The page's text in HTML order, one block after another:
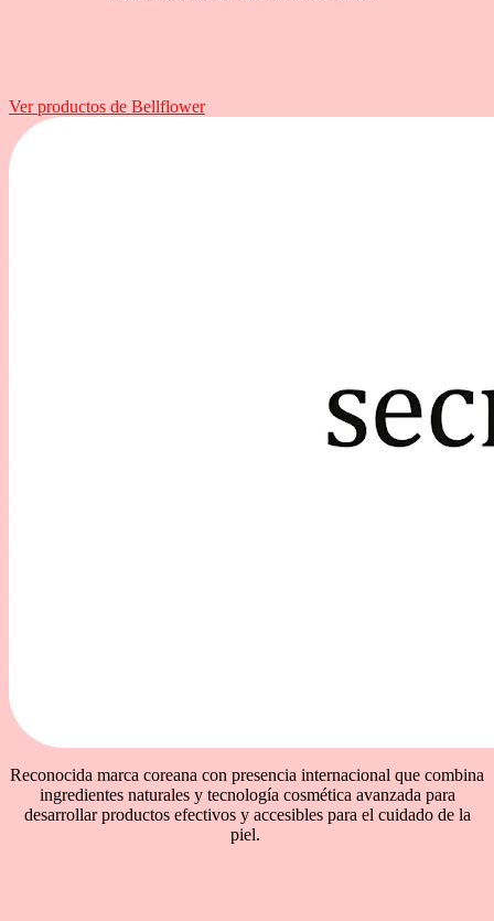
Ver productos de Bellflower
Reconocida marca coreana con presencia internacional que combina
ingredientes naturales y tecnología cosmética avanzada para
desarrollar productos efectivos y accesibles para el cuidado de la
piel.